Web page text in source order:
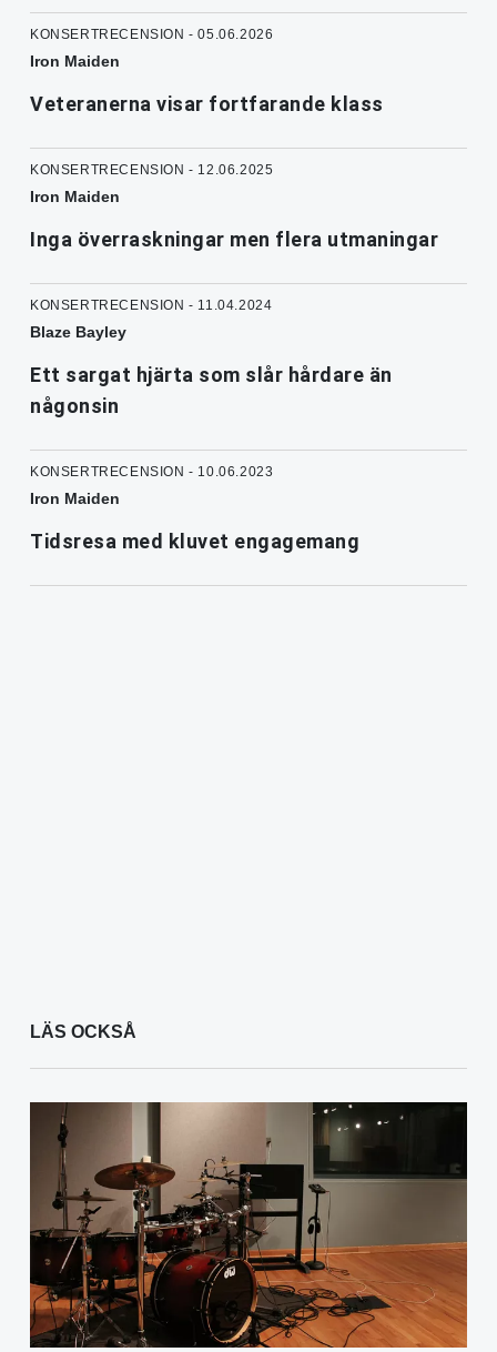
KONSERTRECENSION - 05.06.2026
Iron Maiden
Veteranerna visar fortfarande klass
KONSERTRECENSION - 12.06.2025
Iron Maiden
Inga överraskningar men flera utmaningar
KONSERTRECENSION - 11.04.2024
Blaze Bayley
Ett sargat hjärta som slår hårdare än
någonsin
KONSERTRECENSION - 10.06.2023
Iron Maiden
Tidsresa med kluvet engagemang
LÄS OCKSÅ